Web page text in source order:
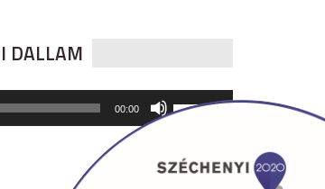
DALLAM
00:00
hangerő
csökkentéséhez